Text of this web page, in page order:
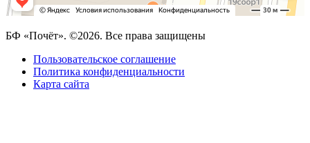
БФ «Почёт». ©2026. Все права защищены
Пользовательское соглашение
Политика конфиденциальности
Карта сайта